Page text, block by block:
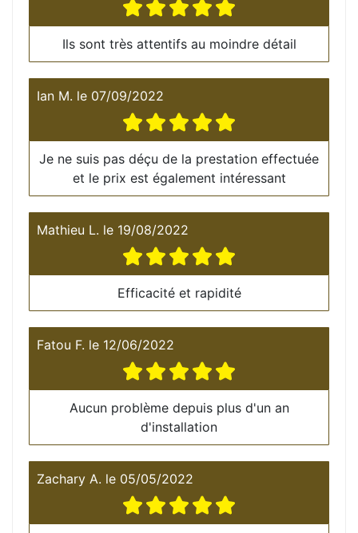
Ils sont très attentifs au moindre détail
Ian M. le 07/09/2022
Je ne suis pas déçu de la prestation effectuée
et le prix est également intéressant
Mathieu L. le 19/08/2022
Efficacité et rapidité
Fatou F. le 12/06/2022
Aucun problème depuis plus d'un an
d'installation
Zachary A. le 05/05/2022